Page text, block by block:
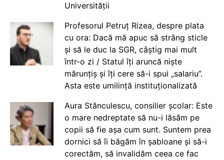
Universității
Profesorul Petruț Rizea, despre plata
cu ora: Dacă mă apuc să strâng sticle
și să le duc la SGR, câștig mai mult
într-o zi / Statul îți aruncă niște
mărunțiș și îți cere să-i spui „salariu”.
Asta este umilință instituționalizată
Aura Stănculescu, consilier școlar: Este
o mare nedreptate să nu-i lăsăm pe
copii să fie așa cum sunt. Suntem prea
dornici să îi băgăm în șabloane și să-i
corectăm, să invalidăm ceea ce fac